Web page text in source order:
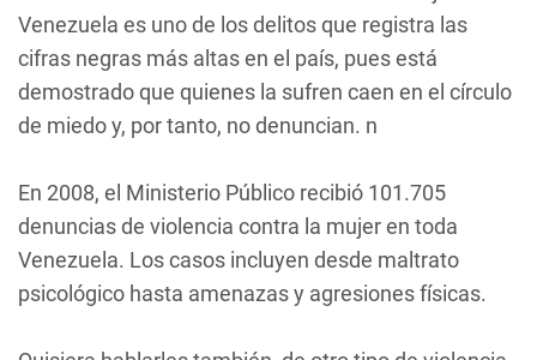
Venezuela es uno de los delitos que registra las
cifras negras más altas en el país, pues está
demostrado que quienes la sufren caen en el círculo
de miedo y, por tanto, no denuncian. n
En 2008, el Ministerio Público recibió 101.705
denuncias de violencia contra la mujer en toda
Venezuela. Los casos incluyen desde maltrato
psicológico hasta amenazas y agresiones físicas.